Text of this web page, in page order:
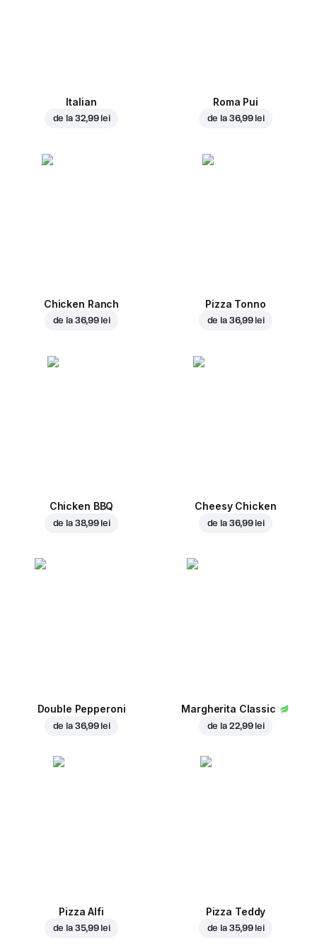
Italian
de la 32,99 lei
Roma Pui
de la 36,99 lei
Chicken Ranch
de la 36,99 lei
Pizza Tonno
de la 36,99 lei
Chicken BBQ
de la 38,99 lei
Cheesy Chicken
de la 36,99 lei
Double Pepperoni
de la 36,99 lei
Margherita Classic
de la 22,99 lei
Pizza Alfi
de la 35,99 lei
Pizza Teddy
de la 35,99 lei